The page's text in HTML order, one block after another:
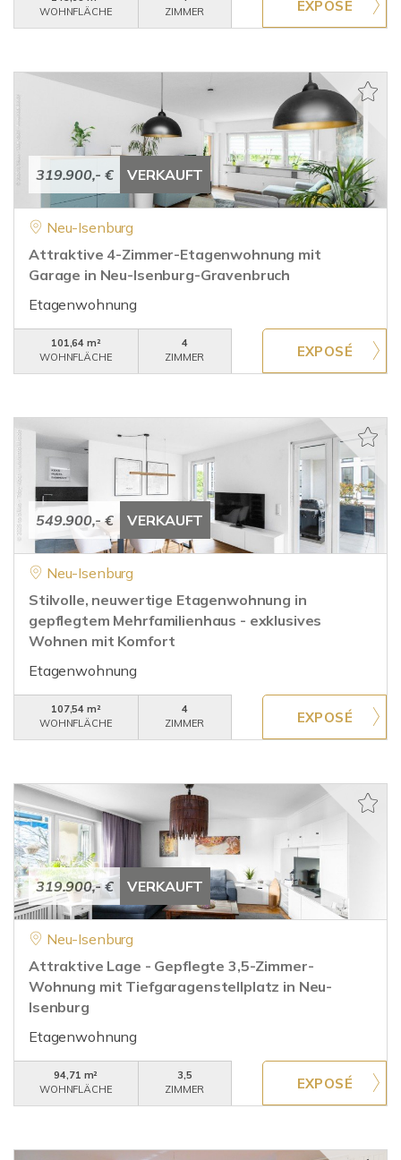
WOHNFLÄCHE
ZIMMER
319.900,- € VERKAUFT
Neu-Isenburg
Attraktive 4-Zimmer-Etagenwohnung mit
Garage in Neu-Isenburg-Gravenbruch
Etagenwohnung
101,64 m²
WOHNFLÄCHE
4
ZIMMER
549.900,- € VERKAUFT
Neu-Isenburg
Stilvolle, neuwertige Etagenwohnung in
gepflegtem Mehrfamilienhaus - exklusives
Wohnen mit Komfort
Etagenwohnung
107,54 m²
WOHNFLÄCHE
4
ZIMMER
319.900,- € VERKAUFT
Neu-Isenburg
Attraktive Lage - Gepflegte 3,5-Zimmer-
Wohnung mit Tiefgaragenstellplatz in Neu-
Isenburg
Etagenwohnung
94,71 m²
WOHNFLÄCHE
3,5
ZIMMER